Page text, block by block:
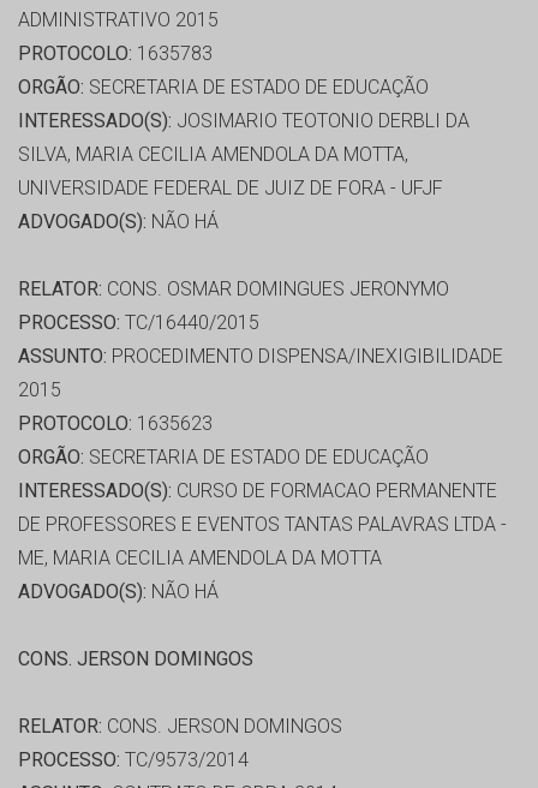
ADMINISTRATIVO 2015
PROTOCOLO: 1635783
ORGÃO: SECRETARIA DE ESTADO DE EDUCAÇÃO
INTERESSADO(S): JOSIMARIO TEOTONIO DERBLI DA
SILVA, MARIA CECILIA AMENDOLA DA MOTTA,
UNIVERSIDADE FEDERAL DE JUIZ DE FORA - UFJF
ADVOGADO(S): NÃO HÁ
RELATOR: CONS. OSMAR DOMINGUES JERONYMO
PROCESSO: TC/16440/2015
ASSUNTO: PROCEDIMENTO DISPENSA/INEXIGIBILIDADE
2015
PROTOCOLO: 1635623
ORGÃO: SECRETARIA DE ESTADO DE EDUCAÇÃO
INTERESSADO(S): CURSO DE FORMACAO PERMANENTE
DE PROFESSORES E EVENTOS TANTAS PALAVRAS LTDA -
ME, MARIA CECILIA AMENDOLA DA MOTTA
ADVOGADO(S): NÃO HÁ
CONS. JERSON DOMINGOS
RELATOR: CONS. JERSON DOMINGOS
PROCESSO: TC/9573/2014